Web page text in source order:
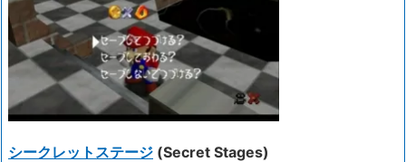
シークレットステージ (Secret Stages)